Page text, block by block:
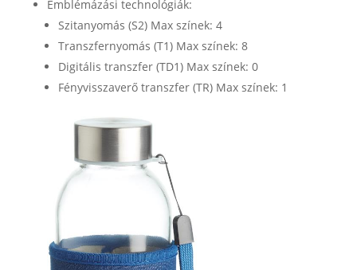
Emblémázási technológiák:
Szitanyomás (S2) Max színek: 4
Transzfernyomás (T1) Max színek: 8
Digitális transzfer (TD1) Max színek: 0
Fényvisszaverő transzfer (TR) Max színek: 1